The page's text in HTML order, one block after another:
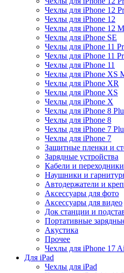
Чехлы для iPhone 12
Чехлы для iPhone 12
Чехлы для iPhone 12
Чехлы для iPhone SE
Чехлы для iPhone 11
Чехлы для iPhone 11
Чехлы для iPhone 11
Чехлы для iPhone XS
Чехлы для iPhone XR
Чехлы для iPhone XS
Чехлы для iPhone X
Чехлы для iPhone 8
Чехлы для iPhone 8
Чехлы для iPhone 7
Чехлы для iPhone 7
Защитные пленки и
Зарядные устройства
Кабели и переходники
Наушники и
Автодержатели и
Аксессуары для фото
Аксессуары для видео
Док станции и
Портативные
Акустика
Прочее
Чехлы для iPhone 17
Для iPad
Чехлы для iPad